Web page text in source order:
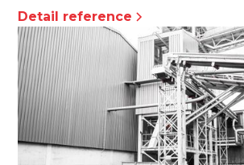
Detail reference